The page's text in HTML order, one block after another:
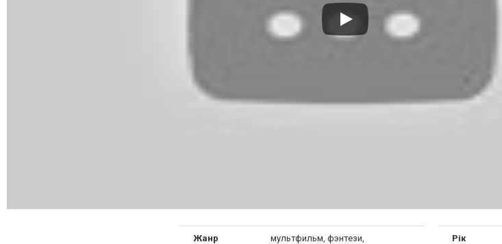
Жанр
мультфильм, фэнтези,
Рік